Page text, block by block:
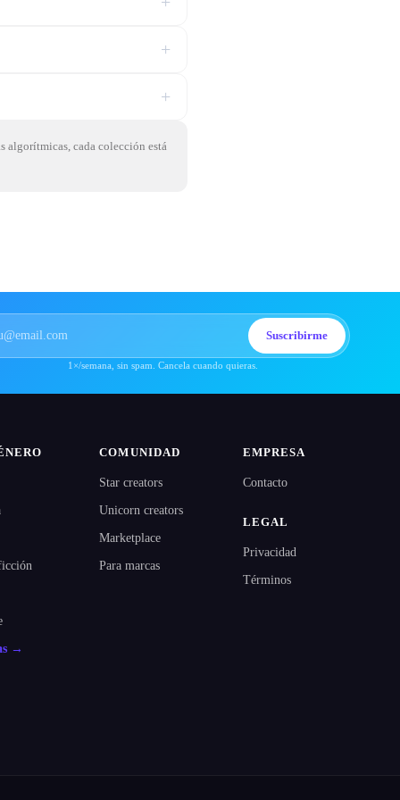
+
+
algorítmicas, cada colección está
Suscribirme
1×/semana, sin spam. Cancela cuando quieras.
→
COMUNIDAD
Star creators
Unicorn creators
Marketplace
Para marcas
EMPRESA
Contacto
LEGAL
Privacidad
Términos